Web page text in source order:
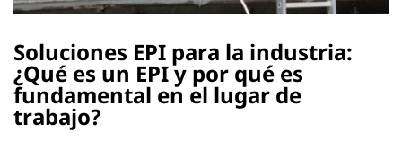
Soluciones EPI para la industria:
¿Qué es un EPI y por qué es
fundamental en el lugar de
trabajo?